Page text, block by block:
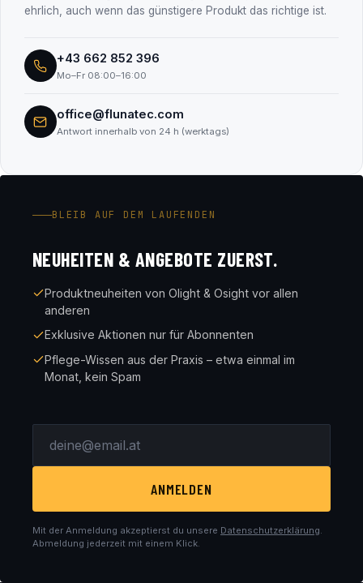
ehrlich, auch wenn das günstigere Produkt das richtige ist.
+43 662 852 396
Mo–Fr 08:00–16:00
office@flunatec.com
Antwort innerhalb von 24 h (werktags)
BLEIB AUF DEM LAUFENDEN
NEUHEITEN & ANGEBOTE ZUERST.
Produktneuheiten von Olight & Osight vor allen
anderen
Exklusive Aktionen nur für Abonnenten
Pflege-Wissen aus der Praxis – etwa einmal im
Monat, kein Spam
ANMELDEN
Mit der Anmeldung akzeptierst du unsere Datenschutzerklärung.
Abmeldung jederzeit mit einem Klick.